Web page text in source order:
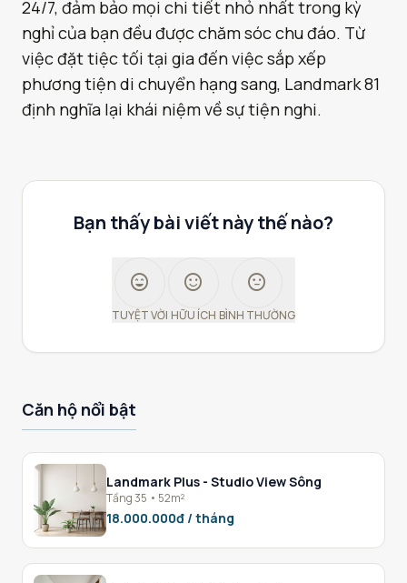
24/7, đảm bảo mọi chi tiết nhỏ nhất trong kỳ
nghỉ của bạn đều được chăm sóc chu đáo. Từ
việc đặt tiệc tối tại gia đến việc sắp xếp
phương tiện di chuyển hạng sang, Landmark 81
định nghĩa lại khái niệm về sự tiện nghi.
Bạn thấy bài viết này thế nào?
sentiment_very_satisfied
TUYỆT VỜI
sentiment_satisfied
HỮU ÍCH
sentiment_neutral
BÌNH THƯỜNG
Căn hộ nổi bật
Landmark Plus - Studio View Sông
Tầng 35 • 52m²
18.000.000đ / tháng